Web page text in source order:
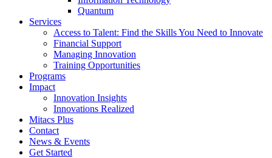
Quantum
Services
Access to Talent: Find the Skills You Need to Innovate
Financial Support
Managing Innovation
Training Opportunities
Programs
Impact
Innovation Insights
Innovations Realized
Mitacs Plus
Contact
News & Events
Get Started